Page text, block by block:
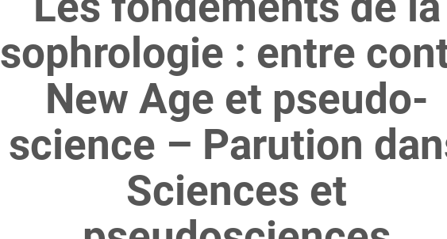
sophrologie : entre
New Age et pseudo-
science – Parution
Sciences et